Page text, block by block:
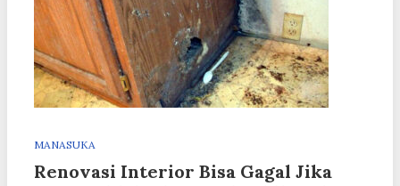
MANASUKA
Renovasi Interior Bisa Gagal Jika